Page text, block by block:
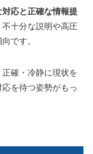
対応と正確な情報提
十分な説明や高圧
です。
確・冷静に現状を
を待つ姿勢がもっ